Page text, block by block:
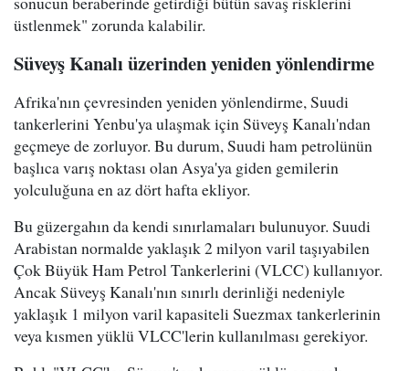
üstlenmek" zorunda kalabilir.
Süveyş Kanalı üzerinden yeniden yönlendirme
Afrika'nın çevresinden yeniden yönlendirme, Suudi
tankerlerini Yenbu'ya ulaşmak için Süveyş Kanalı'ndan
geçmeye de zorluyor. Bu durum, Suudi ham petrolünün
başlıca varış noktası olan Asya'ya giden gemilerin
yolculuğuna en az dört hafta ekliyor.
Bu güzergahın da kendi sınırlamaları bulunuyor. Suudi
Arabistan normalde yaklaşık 2 milyon varil taşıyabilen
Çok Büyük Ham Petrol Tankerlerini (VLCC) kullanıyor.
Ancak Süveyş Kanalı'nın sınırlı derinliği nedeniyle
yaklaşık 1 milyon varil kapasiteli Suezmax tankerlerinin
veya kısmen yüklü VLCC'lerin kullanılması gerekiyor.